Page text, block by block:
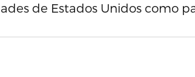
de Estados Unidos como